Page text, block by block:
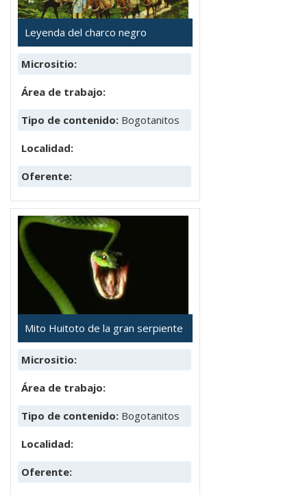
Leyenda del charco negro
Micrositio:
Área de trabajo:
Tipo de contenido: Bogotanitos
Localidad:
Oferente:
Mito Huitoto de la gran serpiente
Micrositio:
Área de trabajo:
Tipo de contenido: Bogotanitos
Localidad:
Oferente: